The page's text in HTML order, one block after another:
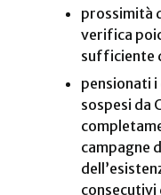
prossimità
verifica
sufficiente
pensionati
sospesi da
campagne
consecutivi